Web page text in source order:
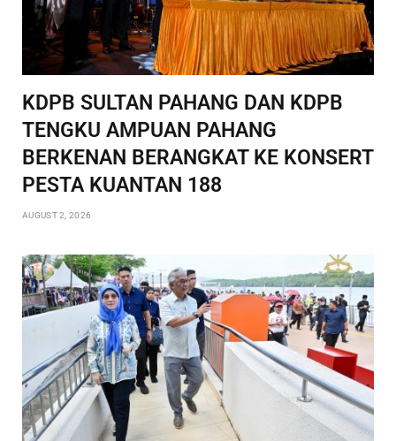
KDPB SULTAN PAHANG DAN KDPB
TENGKU AMPUAN PAHANG
BERKENAN BERANGKAT KE KONSERT
PESTA KUANTAN 188
AUGUST 2, 2026